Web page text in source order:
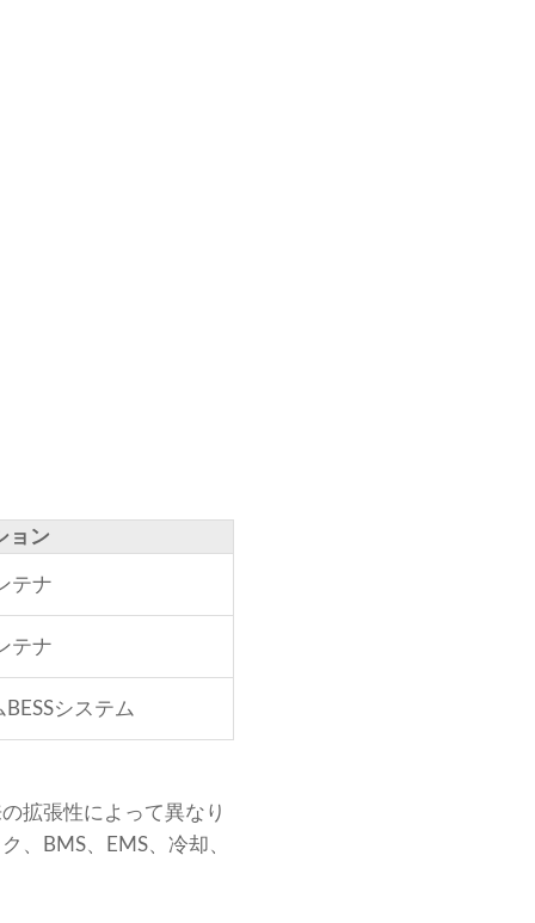
ョン
テナ
テナ
システム
拡張性によって異なり
、BMS、EMS、冷却、